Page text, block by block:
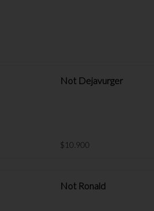
Not Dejavurger
$10.900
Not Ronald